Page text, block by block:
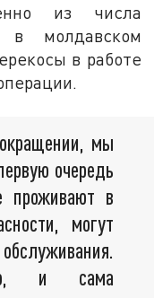
из числа
в молдавском
в работе
мы
очередь
проживают в
могут
и сама